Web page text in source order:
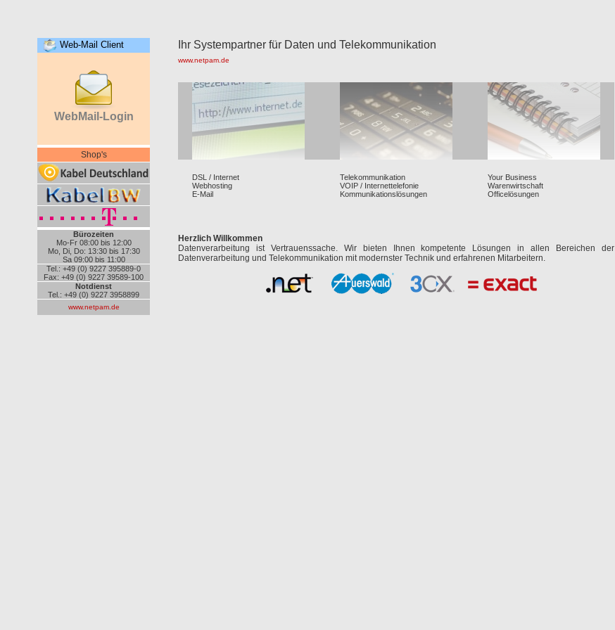
Shop's
Bürozeiten
Mo-Fr 08:00 bis 12:00
Mo, Di, Do: 13:30 bis 17:30
Sa 09:00 bis 11:00
Tel.: +49 (0) 9227 395889-0
Fax: +49 (0) 9227 39589-100
Notdienst
Tel.: +49 (0) 9227 3958899
www.netpam.de
Ihr Systempartner für Daten und Telekommunikation
www.netpam.de
DSL / Internet
Webhosting
E-Mail
Telekommunikation
VOIP / Internettelefonie
Kommunikationslösungen
Your Business
Warenwirtschaft
Officelösungen
Herzlich Willkommen
Datenverarbeitung ist Vertrauenssache. Wir bieten Ihnen kompetente Lösungen in allen Bereichen der
Datenverarbeitung und Telekommunikation mit modernster Technik und erfahrenen Mitarbeitern.